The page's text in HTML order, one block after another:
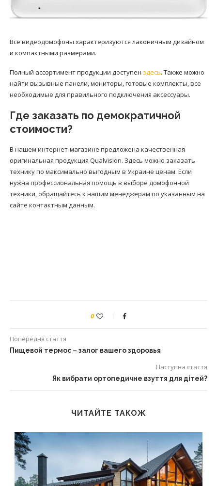
Все видеодомофоны характеризуются лаконичным дизайном
и компактными размерами.
Полный ассортимент продукции доступен здесь. Также можно
найти вызывные панели, мониторы, готовые комплекты, все
необходимые для правильного подключения аксессуары.
Где заказать по демократичной
стоимости?
В нашем интернет-магазине предложена качественная
оригинальная продукция Qualvision. Здесь можно заказать
технику по максимально выгодным в Украине ценам. Если
нужна профессиональная помощь в выборе домофонной
техники, обращайтесь к нашим менеджерам по указанным на
сайте контактным данным.
0
Попередня стаття
Пищевой термос – залог вашего здоровья
Наступна стаття
Як вибрати ортопедичне взуття для дітей?
ЧИТАЙТЕ ТАКОЖ